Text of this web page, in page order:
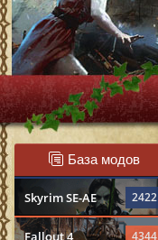
База модов
Skyrim SE-AE 2422
Fallout 4 4344